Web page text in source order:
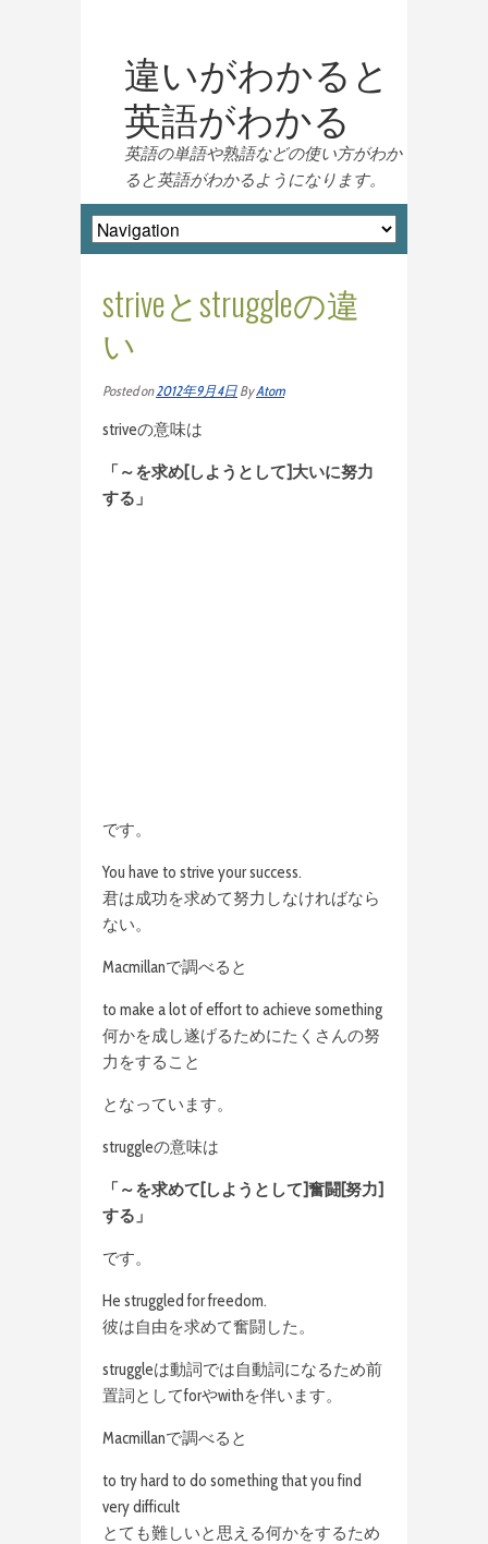
違いがわかると
英語がわかる
英語の単語や熟語などの使い方がわか
ると英語がわかるようになります。
striveとstruggleの違
い
Posted on2012年9月4日 ByAtom
striveの意味は
「～を求め[しようとして]大いに努力
する」
です。
You have to strive your success.
君は成功を求めて努力しなければなら
ない。
Macmillanで調べると
to make a lot of effort to achieve something
何かを成し遂げるためにたくさんの努
力をすること
となっています。
struggleの意味は
「～を求めて[しようとして]奮闘[努力]
する」
です。
He struggled for freedom.
彼は自由を求めて奮闘した。
struggleは動詞では自動詞になるため前
置詞としてforやwithを伴います。
Macmillanで調べると
to try hard to do something that you find
very difficult
とても難しいと思える何かをするため